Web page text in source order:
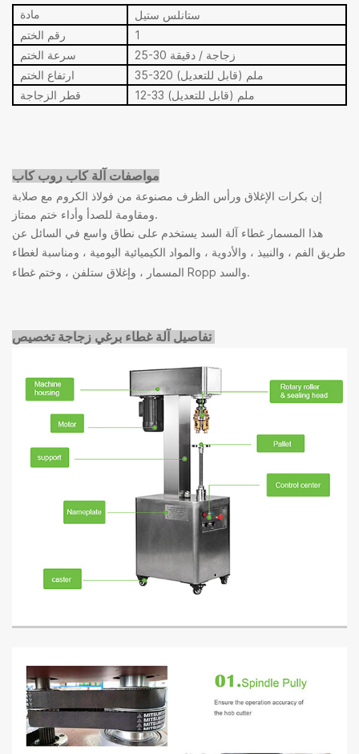
مادة
ستانلس ستيل
رقم الختم
1
سرعة الختم
25-30 زجاجة / دقيقة
ارتفاع الختم
35-320 ملم (قابل للتعديل)
قطر الزجاجة
12-33 ملم (قابل للتعديل)
مواصفات آلة كاب روب كاب
إن بكرات الإغلاق ورأس الظرف مصنوعة من فولاذ الكروم مع صلابة
ومقاومة للصدأ وأداء ختم ممتاز.
هذا المسمار غطاء آلة السد يستخدم على نطاق واسع في السائل عن
طريق الفم ، والنبيذ ، والأدوية ، والمواد الكيميائية اليومية ، ومناسبة لغطاء
المسمار ، وإغلاق ستلفن ، وختم غطاء Ropp والسد.
تفاصيل آلة غطاء برغي زجاجةتخصيص